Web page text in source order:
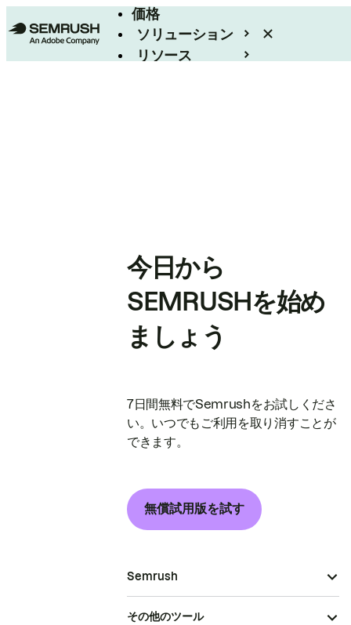
価格
ソリューション
リソース
今日から
SEMRUSHを始め
ましょう
7日間無料でSemrushをお試しくださ
い。いつでもご利用を取り消すことが
できます。
無償試用版を試す
Semrush
その他のツール